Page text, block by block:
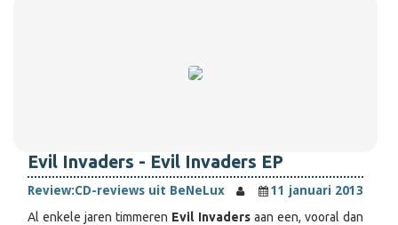
Evil Invaders - Evil Invaders EP
Review:CD-reviews uit BeNeLux
11 januari 2013
Al enkele jaren timmeren Evil Invaders aan een, vooral dan